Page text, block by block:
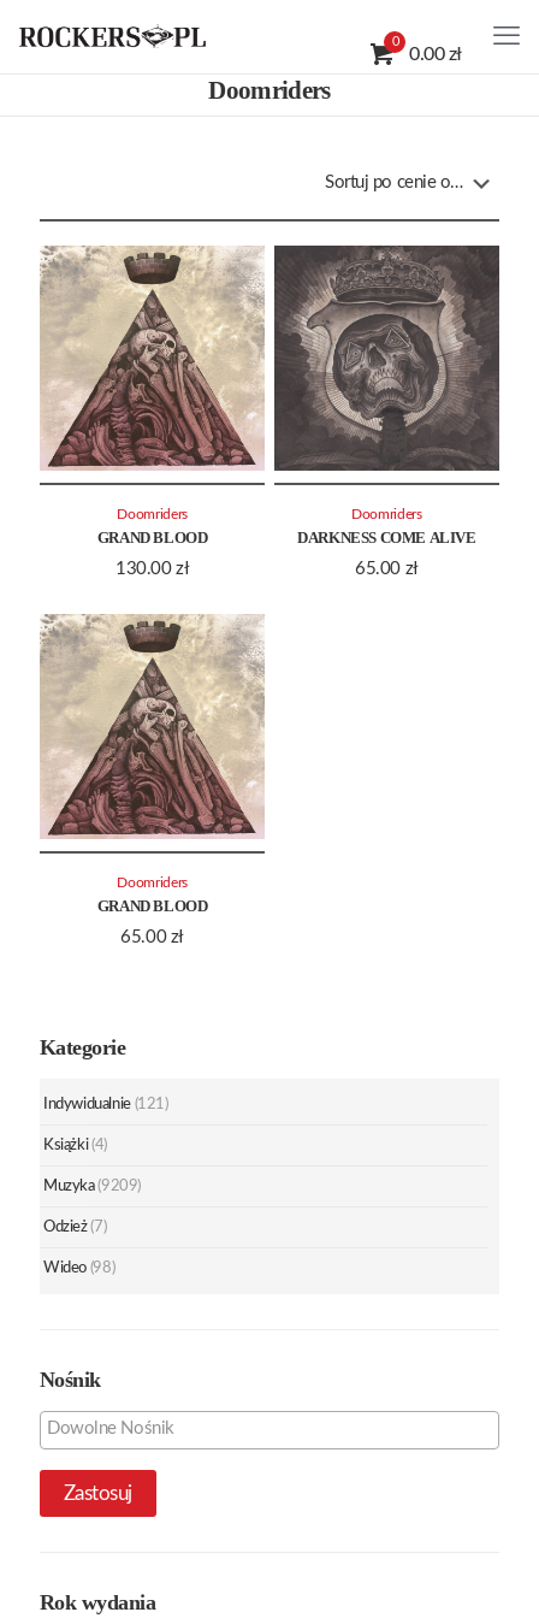
0
0.00 zł
Doomriders
GRAND BLOOD
130.00 zł
Doomriders
DARKNESS COME ALIVE
65.00 zł
Doomriders
GRAND BLOOD
65.00 zł
Doomriders
Kategorie
Indywidualnie (121)
Książki (4)
Muzyka (9209)
Odzież (7)
Wideo (98)
Nośnik
Zastosuj
Rok wydania